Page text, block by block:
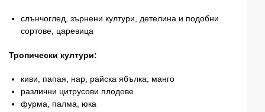
слънчоглед, зърнени култури, детелина и подобни
сортове, царевица
Тропически култури:
киви, папая, нар, райска ябълка, манго
различни цитрусови плодове
фурма, палма, юка